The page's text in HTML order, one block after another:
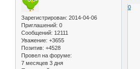
Зарегистрирован: 2014-04-06
Приглашений: 0
Сообщений: 12111
Уважение: +3655
Позитив: +4528
Провел на форуме:
7 месяцев 3 дня
0